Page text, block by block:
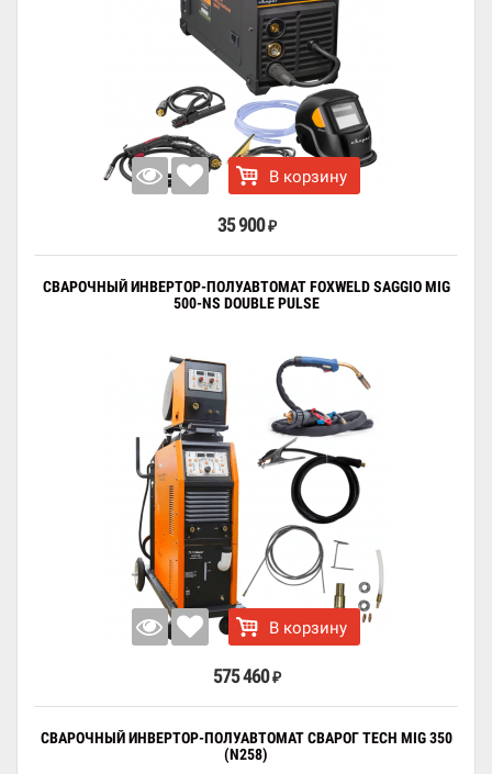
В корзину
35 900 ₽
СВАРОЧНЫЙ ИНВЕРТОР-ПОЛУАВТОМАТ FOXWELD SAGGIO MIG
500-NS DOUBLE PULSE
В корзину
575 460 ₽
СВАРОЧНЫЙ ИНВЕРТОР-ПОЛУАВТОМАТ СВАРОГ TECH MIG 350
(N258)